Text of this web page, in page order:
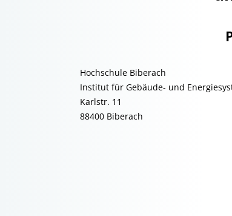
Hochschule Biberach
Institut für Gebäude- und
Karlstr. 11
88400 Biberach